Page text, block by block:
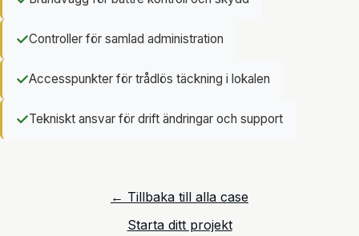
✓Controller för samlad administration
✓Accesspunkter för trådlös täckning i lokalen
✓Tekniskt ansvar för drift ändringar och support
← Tillbaka till alla case
Starta ditt projekt